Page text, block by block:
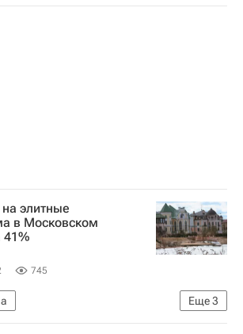
Москва
элитные
в Московском
41%
745
Еще3
Элитное жилье